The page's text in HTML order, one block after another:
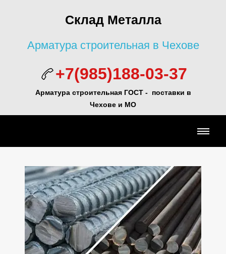
Склад Металла
Арматура строительная в Чехове
+7(985)188-03-37
Арматура строительная ГОСТ - поставки в
Чехове и МО